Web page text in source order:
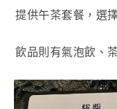
提供午茶套餐，選
飲品則有氣泡飲、